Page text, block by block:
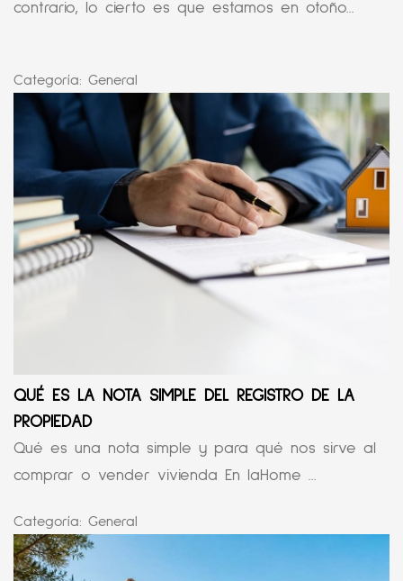
contrario, lo cierto es que estamos en otoño...
Categoría: General
QUÉ ES LA NOTA SIMPLE DEL REGISTRO DE LA
PROPIEDAD
Qué es una nota simple y para qué nos sirve al
comprar o vender vivienda En laHome ...
Categoría: General